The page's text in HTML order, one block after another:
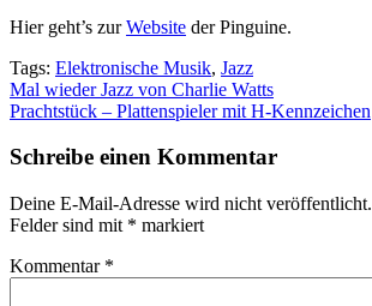
Hier geht’s zurWebsite der Pinguine.
Tags: Elektronische Musik, Jazz
Beitragsnavigation
Mal wieder Jazz von Charlie Watts
Prachtstück – Plattenspieler mit H-Kennzeichen
Schreibe einen Kommentar
Deine E-Mail-Adresse wird nicht veröffentlicht.
Felder sind mit * markiert
Kommentar *